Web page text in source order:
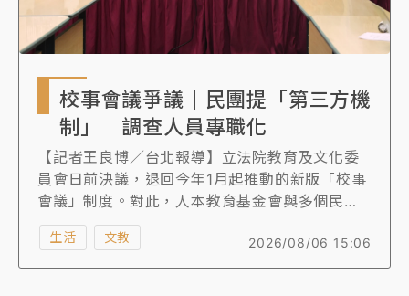
校事會議爭議｜民團提「第三方機
制」 調查人員專職化
【記者王良博／台北報導】立法院教育及文化委
員會日前決議，退回今年1月起推動的新版「校事
會議」制度。對此，人本教育基金會與多個民團
今（6）日呼籲，不適任教師處理應考慮建立第三
方處理機制，由獨立單位進行案件分流、調查
等，第三方機制也要讓調查人員以專職方式擔
2026/08/06 15:06
生活 文教